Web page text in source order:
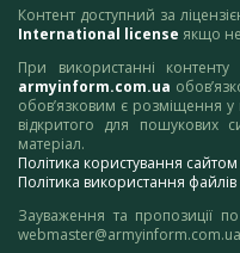
Контент доступний за
International license якщо
При використанні
armyinform.com.ua
обов’язковим є розміщення
відкритого для пошукових
матеріал.
Політика користування
Політика використання
Зауваження та пропозиції
webmaster@armyinform.com.ua